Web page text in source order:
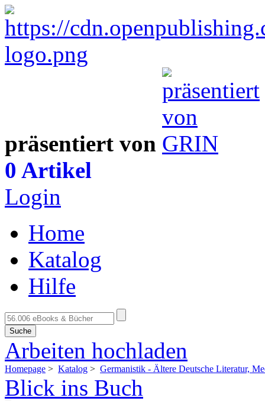
präsentiert von
0 Artikel
Login
Home
Katalog
Hilfe
Suche
Arbeiten hochladen
Homepage > Katalog > Germanistik - Ältere Deutsche Literatur,
Blick ins Buch